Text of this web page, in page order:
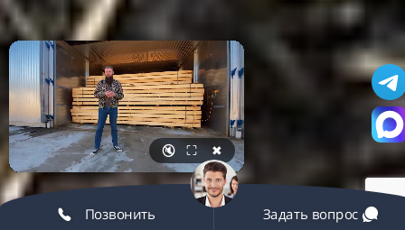
🔇 ⛶ ✖
Позвонить Задать вопрос